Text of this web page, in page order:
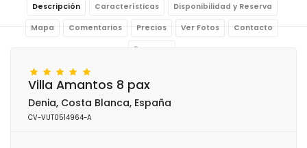
Descripción Características Disponibilidad y Reserva
Mapa Comentarios Precios Ver Fotos Contacto
Reservar
Villa Amantos 8 pax
Denia, Costa Blanca, España
CV-VUT0514964-A